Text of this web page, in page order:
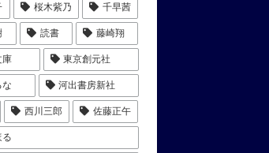
桜木紫乃 千早茜
読書 藤崎翔
庫 東京創元社
な 河出書房新社
西川三郎 佐藤正午
る